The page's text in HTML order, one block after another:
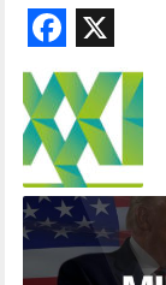
F
ac
e
b
o
o
k